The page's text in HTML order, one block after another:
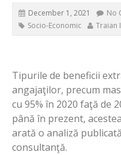
December 1, 2021 No
Socio-Economic
Traian
Tipurile de beneficii
angajaţilor, precum
cu 95% în 2020 faţă de
până în prezent,
arată o analiză
consultanţă.